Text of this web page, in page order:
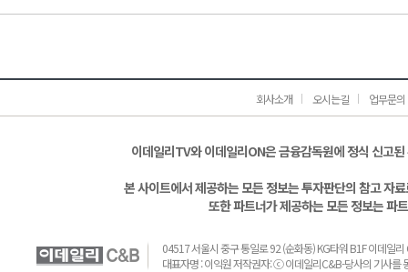
회사소개 오시는길 업무문의
이데일리TV와 이데일리ON은 금융감독원에 정식 신고
본 사이트에서 제공하는 모든 정보는 투자판단의 참고 자
또한 파트너가 제공하는 모든 정보는 파
04517 서울시 중구 통일로 92 (순화동) KG타워 B1F 이데일
대표자명 : 이익원 저작권자: ⓒ 이데일리C&B-당사의 기사를